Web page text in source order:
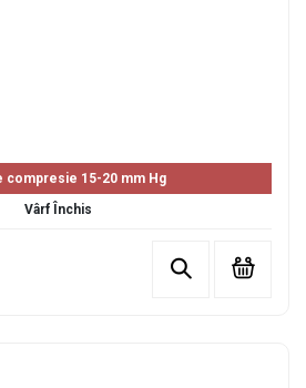
compresie 15-20 mm Hg
Vârf Închis